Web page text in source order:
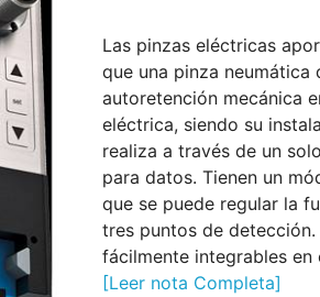
Las pinzas eléctricas
que una pinza neumática
autoretención mecánica
eléctrica, siendo su
realiza a través de un
para datos. Tienen un
que se puede regular la
tres puntos de
fácilmente integrables
[Leer nota Completa]